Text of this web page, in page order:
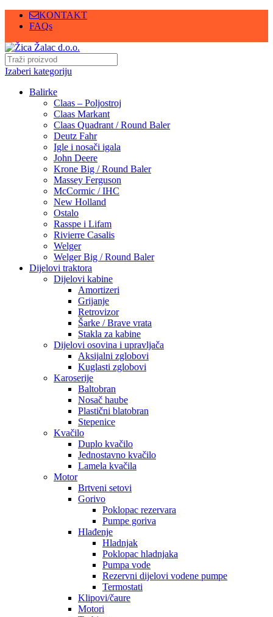
KONTAKT
FAQs
Izaberi kategoriju
Balirke
Claas – Poljostroj
Claas Markant
Claas Quadrant / Round Baler
Deutz Fahr
Igle i nosači igala
John Deere
Krone Big / Round Baler
Massey Ferguson
McCormic / IHC
New Holland
Ostalo
Rasspe i Lifam
Rivierre Casalis
Welger
Welger Big / Round Baler
Dijelovi traktora
Dijelovi kabine
Amortizeri
Grijanje
Retrovizor
Šarke / Brave vrata
Stakla za kabine
Dijelovi osovina i upravljača
Aksijalni zglobovi
Kuglasti zglobovi
Karoserije
Baltobran
Nosač haube
Plastični blatobran
Stepenice
Kvačilo
Duplo kvačilo
Jednostavno kvačilo
Lamela kvačila
Motor
Brtveni setovi
Gorivo
Poklopac rezervara
Pumpe goriva
Hlađenje
Hladnjak
Poklopac hladnjaka
Pumpa vode
Rezervni dijelovi vodene pumpe
Termostati
Klipovi/čaure
Motori